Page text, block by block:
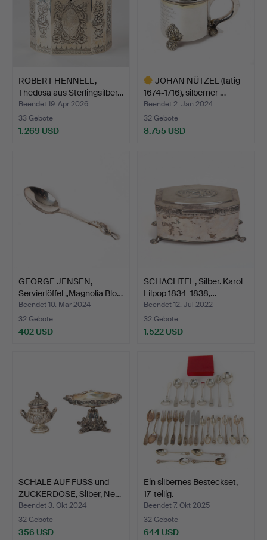
ROBERT HENNELL,
Thedosa aus Sterlingsilber…
Beendet 19. Apr 2026
33 Gebote
1.269 USD
JOHAN NÜTZEL (tätig
1674-1716), silberner …
Beendet 2. Jan 2024
32 Gebote
8.755 USD
GEORGE JENSEN,
Servierlöffel „Magnolia Blo…
Beendet 10. Mär 2024
32 Gebote
402 USD
SCHACHTEL, Silber. Karol
Lilpop 1834-1838,…
Beendet 12. Jul 2022
32 Gebote
1.522 USD
SCHALE AUF FUSS und
ZUCKERDOSE, Silber, Ne…
Beendet 3. Okt 2024
32 Gebote
356 USD
Ein silbernes Besteckset,
17-teilig.
Beendet 7. Okt 2025
32 Gebote
644 USD